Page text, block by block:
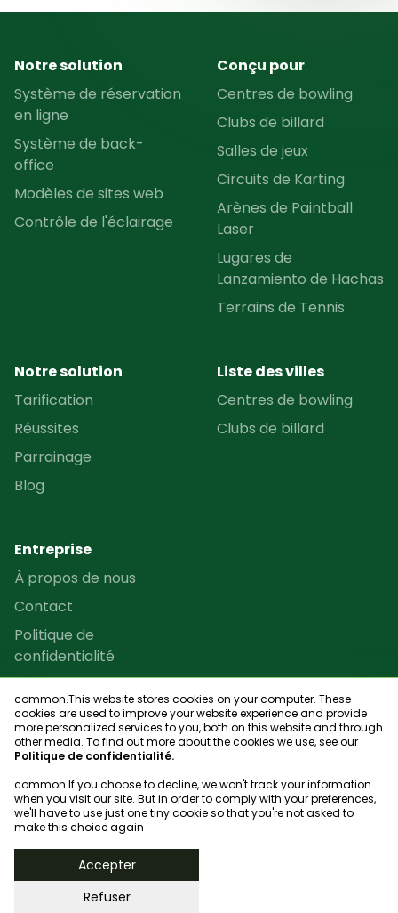
common.This website stores cookies on your computer. These
cookies are used to improve your website experience and provide
more personalized services to you, both on this website and through
other media. To find out more about the cookies we use, see our
Politique de confidentialité.
common.If you choose to decline, we won't track your information
when you visit our site. But in order to comply with your preferences,
we'll have to use just one tiny cookie so that you're not asked to
make this choice again
Accepter
Refuser
Notre solution
Système de réservation
en ligne
Système de back-
office
Modèles de sites web
Contrôle de l'éclairage
Conçu pour
Centres de bowling
Clubs de billard
Salles de jeux
Circuits de Karting
Arènes de Paintball
Laser
Lugares de
Lanzamiento de Hachas
Terrains de Tennis
Notre solution
Tarification
Réussites
Parrainage
Blog
Liste des villes
Centres de bowling
Clubs de billard
Entreprise
À propos de nous
Contact
Politique de
confidentialité
Termes et conditions
Programme de revente
Plan du site
© 2023, bookgame
Chercheur de club